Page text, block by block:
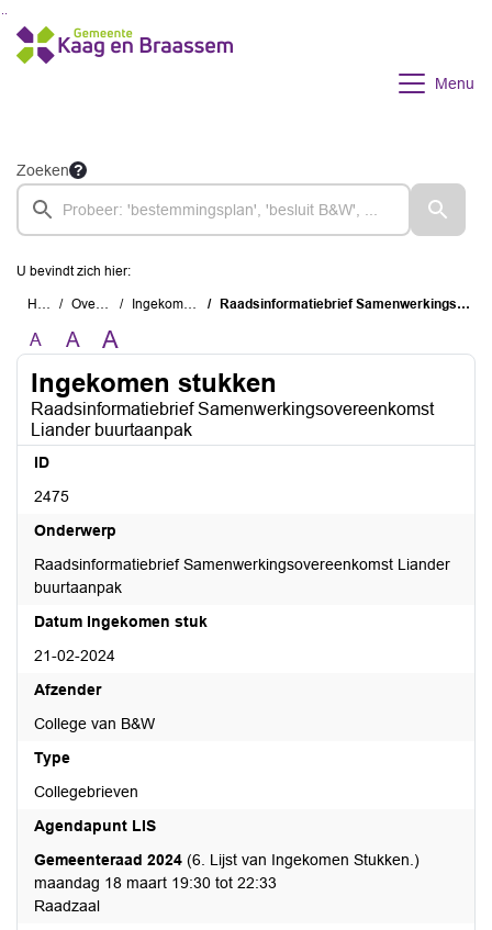
Ga naar de inhoud van deze pagina
Ga naar het zoeken
Ga naar het menu
Menu
Zoeken
U bevindt zich hier:
Home Overzichten Ingekomen stukken Raadsinformatiebrief Samenwerkingsovereenkomst Liander buurtaanpak
A A A
Ingekomen stukken
Raadsinformatiebrief Samenwerkingsovereenkomst
Liander buurtaanpak
ID
2475
Onderwerp
Raadsinformatiebrief Samenwerkingsovereenkomst Liander
buurtaanpak
Datum Ingekomen stuk
21-02-2024
Afzender
College van B&W
Type
Collegebrieven
Agendapunt LIS
Gemeenteraad 2024 (6. Lijst van Ingekomen Stukken.)
maandag 18 maart 19:30 tot 22:33
Raadzaal